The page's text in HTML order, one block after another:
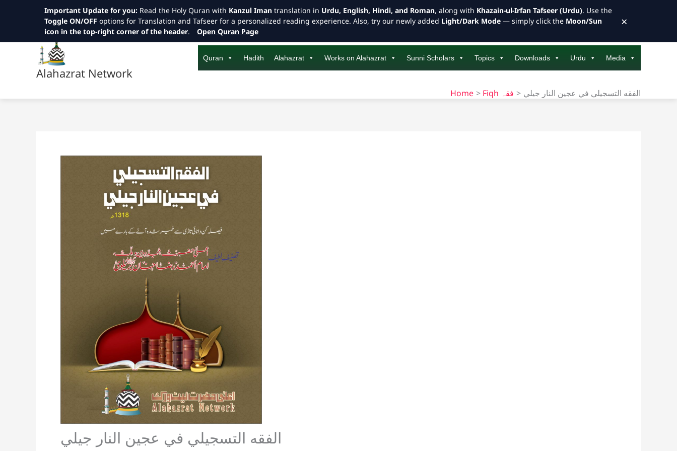
to
Alahazrat Network
Quran Hadith Alahazrat Works on Alahazrat Sunni Scholars Topics Downloads Urdu Media
Home Fiqh فقہ الفقه التسجيلي في عجين النار جيلي
الفقه التسجيلي في عجين النار جيلي
Important Update for you: Read the Holy Quran with Kanzul Iman translation in Urdu, English, Hindi, and Roman, along with Khazain-ul-Irfan Tafseer (Urdu). Use the
Toggle ON/OFF options for Translation and Tafseer for a personalized reading experience. Also, try our newly added Light/Dark Mode — simply click the Moon/Sun
icon in the top-right corner of the header. Open Quran Page
×